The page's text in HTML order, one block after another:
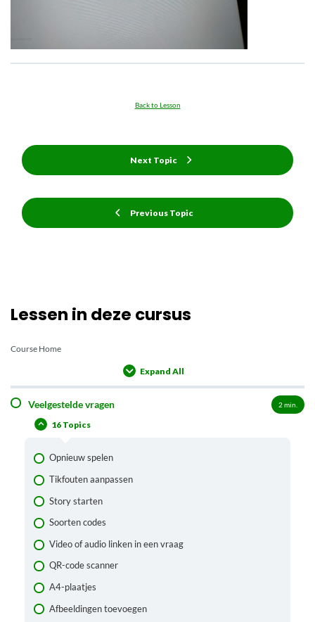
Previous Topic
Back to Lesson
Next Topic
Lessen in deze cursus
Course Home
Expand All
Veelgestelde vragen 2 min.
16 Topics
Opnieuw spelen
Tikfouten aanpassen
Story starten
Soorten codes
Video of audio linken in een vraag
QR-code scanner
A4-plaatjes
Afbeeldingen toevoegen